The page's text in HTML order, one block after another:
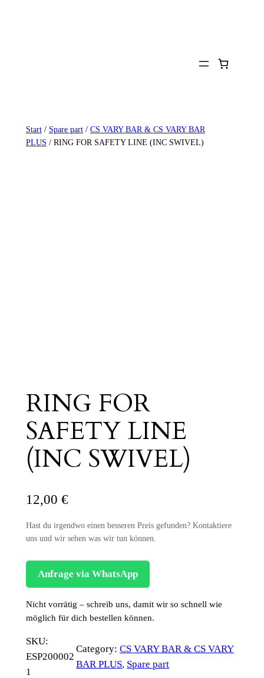
Start/ Spare part/ CS VARY BAR & CS VARY BAR
PLUS / RING FOR SAFETY LINE (INC SWIVEL)
RING FOR
SAFETY LINE
(INC SWIVEL)
12,00 €
Hast du irgendwo einen besseren Preis gefunden? Kontaktiere
uns und wir sehen was wir tun können.
Anfrage via WhatsApp
Nicht vorrätig – schreib uns, damit wir so schnell wie
möglich für dich bestellen können.
SKU:
ESP200002
1
Category:CS VARY BAR & CS VARY
BAR PLUS, Spare part